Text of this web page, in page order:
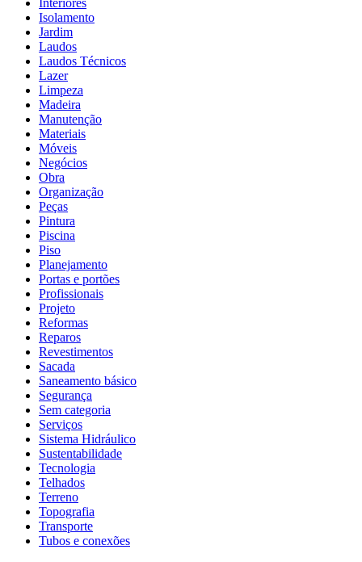
Isolamento
Jardim
Laudos
Laudos Técnicos
Lazer
Limpeza
Madeira
Manutenção
Materiais
Móveis
Negócios
Obra
Organização
Peças
Pintura
Piscina
Piso
Planejamento
Portas e portões
Profissionais
Projeto
Reformas
Reparos
Revestimentos
Sacada
Saneamento básico
Segurança
Sem categoria
Serviços
Sistema Hidráulico
Sustentabilidade
Tecnologia
Telhados
Terreno
Topografia
Transporte
Tubos e conexões